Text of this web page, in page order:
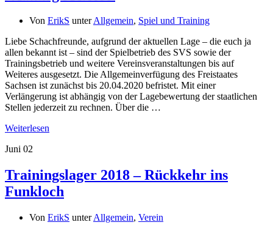
Von ErikS unterAllgemein, Spiel und Training
Liebe Schachfreunde, aufgrund der aktuellen Lage – die euch ja
allen bekannt ist – sind der Spielbetrieb des SVS sowie der
Trainingsbetrieb und weitere Vereinsveranstaltungen bis auf
Weiteres ausgesetzt. Die Allgemeinverfügung des Freistaates
Sachsen ist zunächst bis 20.04.2020 befristet. Mit einer
Verlängerung ist abhängig von der Lagebewertung der staatlichen
Stellen jederzeit zu rechnen. Über die …
Weiterlesen
Juni 02
Trainingslager 2018 – Rückkehr ins
Funkloch
Von ErikS unterAllgemein, Verein